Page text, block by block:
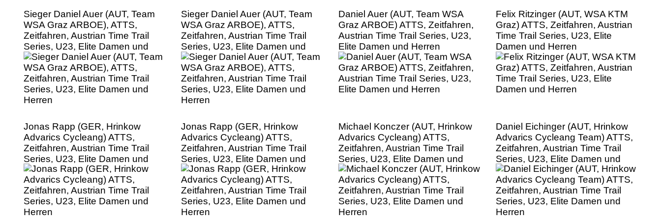
Sieger Daniel Auer (AUT, Team
WSA Graz ARBOE), ATTS,
Zeitfahren, Austrian Time Trail
Series, U23, Elite Damen und
Herren
Sieger Daniel Auer (AUT, Team
WSA Graz ARBOE), ATTS,
Zeitfahren, Austrian Time Trail
Series, U23, Elite Damen und
Herren
Daniel Auer (AUT, Team WSA
Graz ARBOE) ATTS, Zeitfahren,
Austrian Time Trail Series, U23,
Elite Damen und Herren
Felix Ritzinger (AUT, WSA KTM
Graz) ATTS, Zeitfahren, Austrian
Time Trail Series, U23, Elite
Damen und Herren
Jonas Rapp (GER, Hrinkow
Advarics Cycleang) ATTS,
Zeitfahren, Austrian Time Trail
Series, U23, Elite Damen und
Herren
Jonas Rapp (GER, Hrinkow
Advarics Cycleang) ATTS,
Zeitfahren, Austrian Time Trail
Series, U23, Elite Damen und
Herren
Michael Konczer (AUT, Hrinkow
Advarics Cycleang) ATTS,
Zeitfahren, Austrian Time Trail
Series, U23, Elite Damen und
Herren
Daniel Eichinger (AUT, Hrinkow
Advarics Cycleang Team) ATTS,
Zeitfahren, Austrian Time Trail
Series, U23, Elite Damen und
Herren